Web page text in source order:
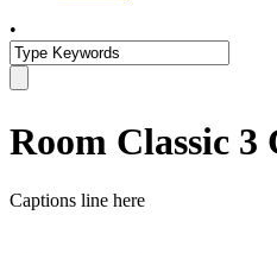
•
Room Classic 3
Captions line here